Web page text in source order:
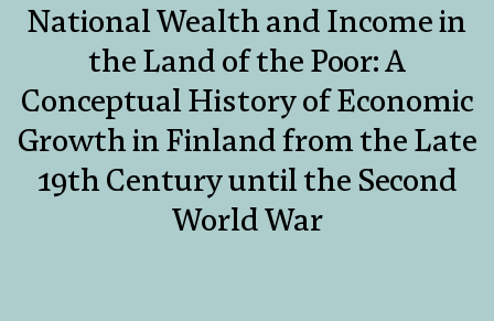
National Wealth and Income in
the Land of the Poor: A
Conceptual History of Economic
Growth in Finland from the Late
19th Century until the Second
World War